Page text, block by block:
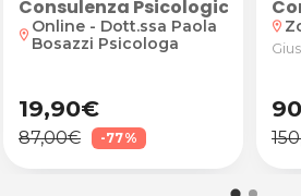
piega fashion
Consulenza Psicologica
location_on Online - Dott.ssa Paola
Bosazzi Psicologa
19,90€
87,00€ -77%
location_on